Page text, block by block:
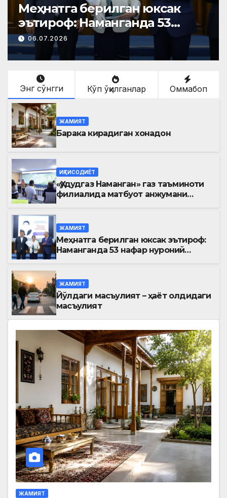
Меҳнатга берилган юксак
эътироф: Наманганда 53
нафар нуроний «Меҳнат
фахрийси» кўкрак нишони
билан тақдирланди
06.07.2026
Энг сўнгги Кўп ўқилганлар Оммабоп
ЖАМИЯТ
Барака кирадиган хонадон
ИҚТИСОДИЁТ
«Ҳудудгаз Наманган» газ таъминоти
филиалида матбуот анжумани
ЖАМИЯТ
Меҳнатга берилган юксак эътироф:
Наманганда 53 нафар нуроний
ЖАМИЯТ
Йўлдаги масъулият – ҳаёт олдидаги
масъулият
ЖАМИЯТ